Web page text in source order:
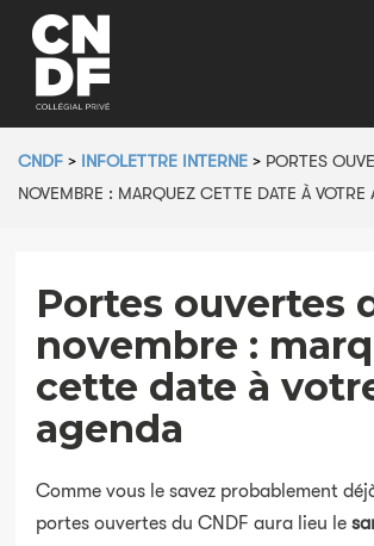
CNDF > INFOLETTRE INTERNE > PORTES
NOVEMBRE : MARQUEZ CETTE DATE À VOTRE
Portes ouvertes
novembre :
cette date à
agenda
Comme vous le savez probablement
portes ouvertes du CNDF aura lieu le